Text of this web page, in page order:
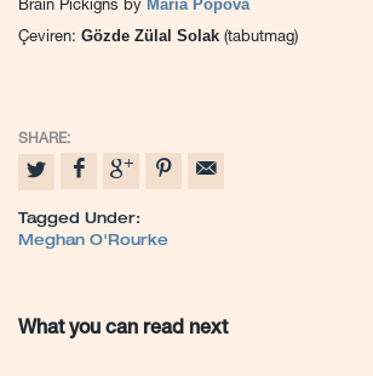
Brain Pickigns by Maria Popova
Çeviren: Gözde Zülal Solak (tabutmag)
Tagged Under:
Meghan O'Rourke
What you can read next